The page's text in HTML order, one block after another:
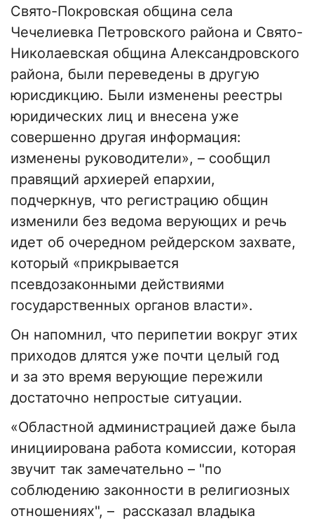
Свято-Покровская община села
Чечелиевка Петровского района и Свято-
Николаевская община Александровского
района, были переведены в другую
юрисдикцию. Были изменены реестры
юридических лиц и внесена уже
совершенно другая информация:
изменены руководители», – сообщил
правящий архиерей епархии,
подчеркнув, что регистрацию общин
изменили без ведома верующих и речь
идет об очередном рейдерском захвате,
который «прикрывается
псевдозаконными действиями
государственных органов власти».
Он напомнил, что перипетии вокруг этих
приходов длятся уже почти целый год
и за это время верующие пережили
достаточно непростые ситуации.
«Областной администрацией даже была
инициирована работа комиссии, которая
звучит так замечательно – "по
соблюдению законности в религиозных
отношениях", – рассказал владыка